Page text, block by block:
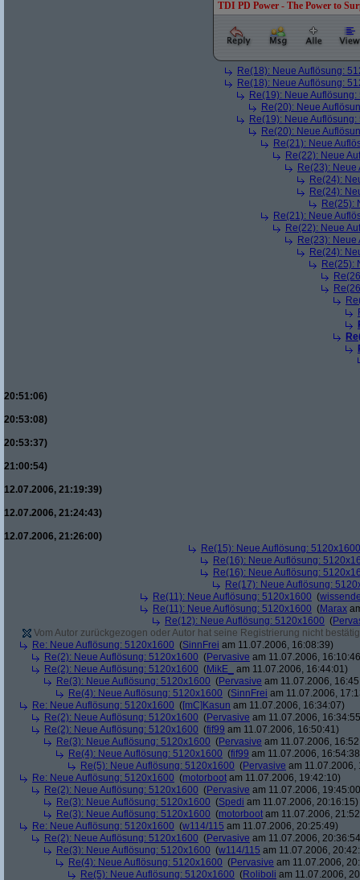
TDI PD Power - The Power to
Re(18): Neue Auflösung:
Re(18): Neue Auflösung:
Re(19): Neue
Re(20): Neue
Re(19): Neue
Re(20): Neue
Re(21): Neue
Re(22): Neue
Re(23):
Re(24):
Re(24):
Re(25):
Re(21): Neue
Re(22): Neue
Re(23):
Re(24):
Re(25):
20:51:06)
20:53:08)
20:53:37)
21:00:54)
12.07.2006, 21:19:39)
12.07.2006, 21:24:43)
12.07.2006, 21:26:00)
Re(15): Neue Auflösung: 5120x1600
Re(16): Neue Auflösung:
Re(16): Neue Auflösung:
Re(17): Neue Auflösung:
Re(11): Neue Auflösung: 5120x1600 (
Re(11): Neue Auflösung: 5120x1600 (Marax
Re(12): Neue Auflösung: 5120x1600 (
Vom Autor zurückgezogen oder Autor hat seine Registrierung nicht
Re: Neue Auflösung: 5120x1600 (SinnFrei am 11.07.2006, 16:08:39)
Re(2): Neue Auflösung: 5120x1600 (Pervasive am 11.07.2006,
Re(2): Neue Auflösung: 5120x1600 (MikE_
am 11.07.2006, 16:44:01)
Re(3): Neue Auflösung: 5120x1600 (Pervasive am 11.07.2006,
Re(4): Neue Auflösung: 5120x1600 (SinnFrei am 11.07.2006,
Re: Neue Auflösung: 5120x1600 ([mC]Kasun am 11.07.2006, 16:34:07)
Re(2): Neue Auflösung: 5120x1600 (Pervasive am 11.07.2006,
Re(2): Neue Auflösung: 5120x1600 (fif99 am 11.07.2006, 16:50:41)
Re(3): Neue Auflösung: 5120x1600 (Pervasive am 11.07.2006,
Re(4): Neue Auflösung: 5120x1600 (fif99 am 11.07.2006,
Re(5): Neue Auflösung: 5120x1600 (Pervasive am 11.07.2006,
Re: Neue Auflösung: 5120x1600 (motorboot am 11.07.2006, 19:42:10)
Re(2): Neue Auflösung: 5120x1600 (Pervasive am 11.07.2006,
Re(3): Neue Auflösung: 5120x1600 (Spedi am 11.07.2006, 20:16:15)
Re(3): Neue Auflösung: 5120x1600 (motorboot am 11.07.2006,
Re: Neue Auflösung: 5120x1600 (w114/115 am 11.07.2006, 20:25:49)
Re(2): Neue Auflösung: 5120x1600 (Pervasive am 11.07.2006,
Re(3): Neue Auflösung: 5120x1600 (w114/115 am 11.07.2006,
Re(4): Neue Auflösung: 5120x1600 (Pervasive am 11.07.2006,
Re(5): Neue Auflösung: 5120x1600 (Roliboli am 11.07.2006,